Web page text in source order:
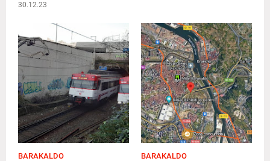
30.12.23
BARAKALDO BARAKALDO